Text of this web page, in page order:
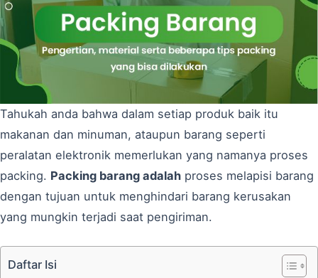
Tahukah anda bahwa dalam setiap produk baik itu
makanan dan minuman, ataupun barang seperti
peralatan elektronik memerlukan yang namanya proses
packing. Packing barang adalah proses melapisi barang
dengan tujuan untuk menghindari barang kerusakan
yang mungkin terjadi saat pengiriman.
Daftar Isi